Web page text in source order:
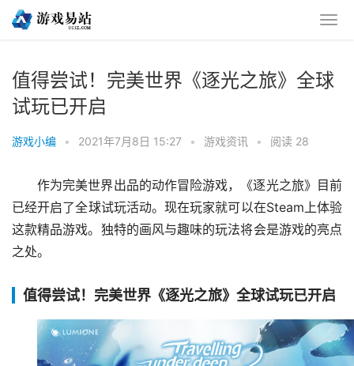
值得尝试！完美世界《逐光之旅》全球
试玩已开启
游戏小编 • 2021年7月8日 15:27 • 游戏资讯 • 阅读 28
作为完美世界出品的动作冒险游戏，《逐光之旅》目前
已经开启了全球试玩活动。现在玩家就可以在Steam上体验
这款精品游戏。独特的画风与趣味的玩法将会是游戏的亮点
之处。
值得尝试！完美世界《逐光之旅》全球试玩已开启